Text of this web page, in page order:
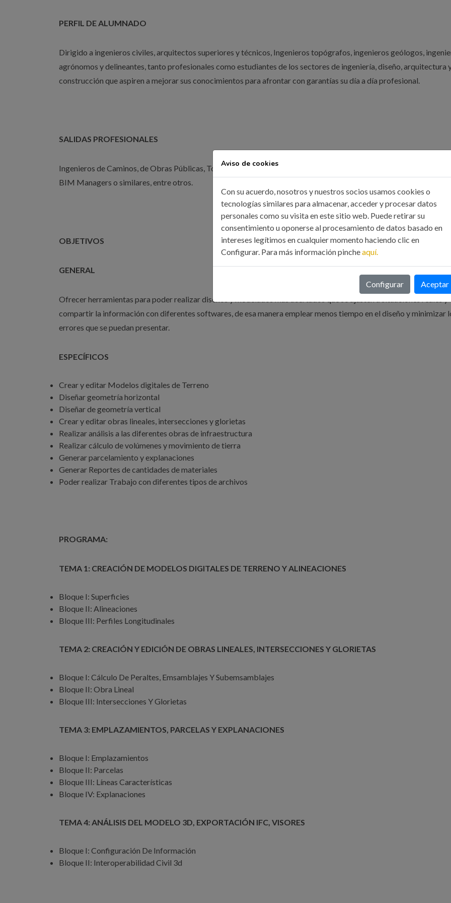
PERFIL DE ALUMNADO
Dirigido a ingenieros civiles, arquitectos superiores y técnicos, Ingenieros topógrafos, ingenieros geólogos,
agrónomos y delineantes, tanto profesionales como estudiantes de los sectores de ingeniería, diseño, arquitectura
construcción que aspiren a mejorar sus conocimientos para afrontar con garantías su día a día profesional.
SALIDAS PROFESIONALES
Ingenieros de Caminos, de Obras Públicas, Topógrafos, Agrónomos, Arquitectos, Ingenieros de Proyectos,
BIM Managers o similares, entre otros.
OBJETIVOS
GENERAL
Ofrecer herramientas para poder realizar diseños y modelados más acertados que se ajusten a situaciones reales y
compartir la información con diferentes softwares, de esa manera emplear menos tiempo en el diseño y minimizar
errores que se puedan presentar.
ESPECÍFICOS
Crear y editar Modelos digitales de Terreno
Diseñar geometría horizontal
Diseñar de geometría vertical
Crear y editar obras lineales, intersecciones y glorietas
Realizar análisis a las diferentes obras de infraestructura
Realizar cálculo de volúmenes y movimiento de tierra
Generar parcelamiento y explanaciones
Generar Reportes de cantidades de materiales
Poder realizar Trabajo con diferentes tipos de archivos
PROGRAMA:
TEMA 1: CREACIÓN DE MODELOS DIGITALES DE TERRENO Y ALINEACIONES
Bloque I: Superficies
Bloque II: Alineaciones
Bloque III: Perfiles Longitudinales
TEMA 2: CREACIÓN Y EDICIÓN DE OBRAS LINEALES, INTERSECCIONES Y GLORIETAS
Bloque I: Cálculo De Peraltes, Emsamblajes Y Subemsamblajes
Bloque II: Obra Lineal
Bloque III: Intersecciones Y Glorietas
TEMA 3: EMPLAZAMIENTOS, PARCELAS Y EXPLANACIONES
Bloque I: Emplazamientos
Bloque II: Parcelas
Bloque III: Líneas Características
Bloque IV: Explanaciones
TEMA 4: ANÁLISIS DEL MODELO 3D, EXPORTACIÓN IFC, VISORES
Bloque I: Configuración De Información
Bloque II: Interoperabilidad Civil 3d
Aviso de cookies
Con su acuerdo, nosotros y nuestros socios usamos cookies o
tecnologías similares para almacenar, acceder y procesar datos
personales como su visita en este sitio web. Puede retirar su
consentimiento u oponerse al procesamiento de datos basado en
intereses legítimos en cualquier momento haciendo clic en
Configurar. Para más información pincheaquí.
Configurar Aceptar